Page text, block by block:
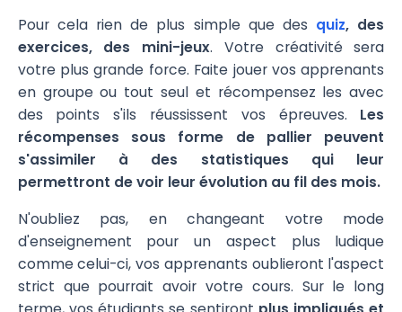
Pour cela rien de plus simple que des quiz, des
exercices, des mini-jeux. Votre créativité sera
votre plus grande force. Faite jouer vos apprenants
en groupe ou tout seul et récompensez les avec
des points s'ils réussissent vos épreuves. Les
récompenses sous forme de pallier peuvent
s'assimiler à des statistiques qui leur
permettront de voir leur évolution au fil des mois.
N'oubliez pas, en changeant votre mode
d'enseignement pour un aspect plus ludique
comme celui-ci, vos apprenants oublieront l'aspect
strict que pourrait avoir votre cours. Sur le long